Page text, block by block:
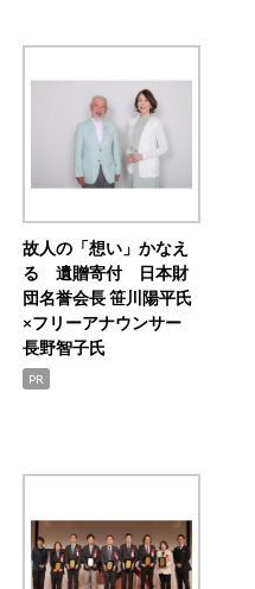
故人の「想い」かなえ
る 遺贈寄付 日本財
団名誉会長 笹川陽平氏
×フリーアナウンサー
長野智子氏
PR